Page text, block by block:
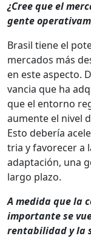
¿Cree que el
gente
Brasil tiene el
mer­ca­dos más
en este aspec­to.
van­cia que ha
que el entorno
aumente el niv­el
Esto debería
tria y favore­cer a
adaptación, una
largo pla­zo.
A medi­da que la
impor­tante se
rentabil­i­dad y la